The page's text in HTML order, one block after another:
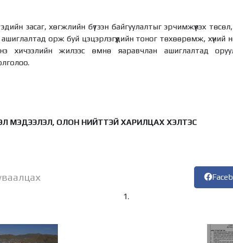
эдийн засаг, хөгжлийн бүтээн байгуулалтыг эрчимжүүлэх
орж буй цэцэрлэгүүдийн тоног төхөөрөмж, хүний
хичээлийн жилээс өмнө яаравчлан ашиглалтад
МЭДЭЭЛЭЛ, ОЛОН НИЙТТЭЙ ХАРИЛЦАХ ХЭЛТЭС